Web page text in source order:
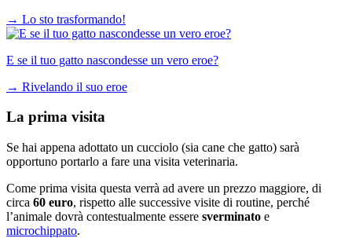
→ Lo sto trasformando!
E se il tuo gatto nascondesse un vero eroe?
→ Rivelando il suo eroe
La prima visita
Se hai appena adottato un cucciolo (sia cane che gatto) sarà
opportuno portarlo a fare una visita veterinaria.
Come prima visita questa verrà ad avere un prezzo maggiore, di
circa 60 euro, rispetto alle successive visite di routine, perché
l’animale dovrà contestualmente essere sverminato e
microchippato.